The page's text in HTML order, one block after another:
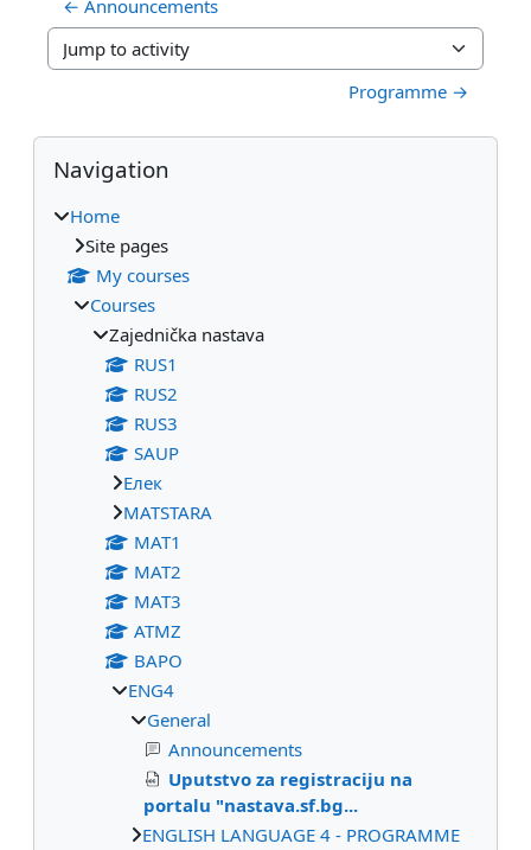
← Announcements
Jump to activity
Programme →
Blocks
Skip Navigation
Navigation
Home
Site pages
My courses
Courses
Zajednička nastava
RUS1
RUS2
RUS3
SAUP
Eлек
МАТSTARA
МАТ1
МАТ2
МАТ3
ATMZ
BAPO
ENG4
General
Announcements
Uputstvo za registraciju na
portalu "nastava.sf.bg...
ENGLISH LANGUAGE 4 - PROGRAMME